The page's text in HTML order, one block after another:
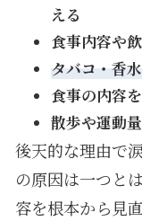
える
食事内容や
タバコ・香
食事の内容を
散歩や運動
後天的な理由で
の原因は一つと
容を根本から見